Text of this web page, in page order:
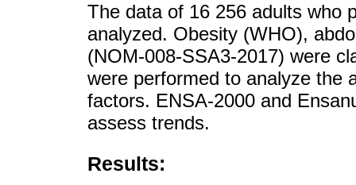
The data of 16 256 adults who
analyzed. Obesity (WHO),
(NOM-008-SSA3-2017) were
were performed to analyze the
factors. ENSA-2000 and
assess trends.
Results: